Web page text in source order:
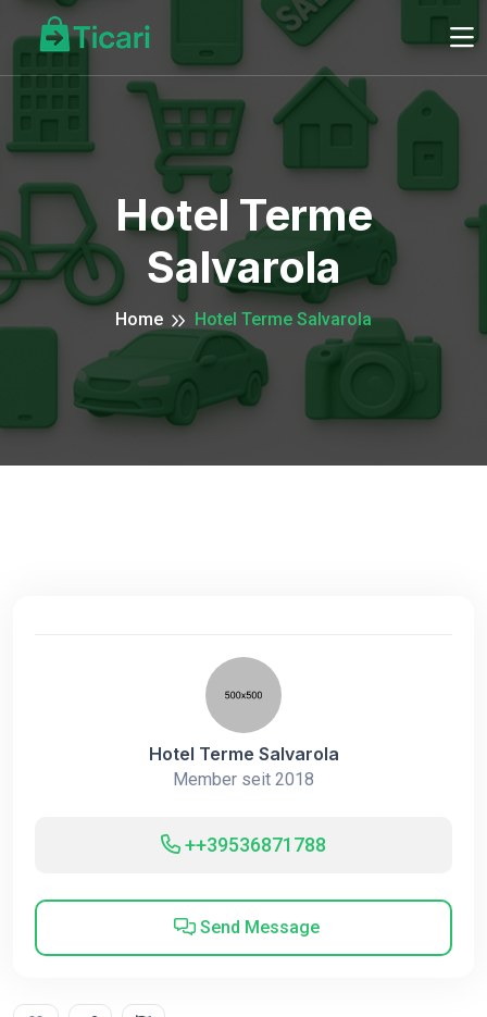
Hotel Terme
Salvarola
Home Hotel Terme Salvarola
Hotel Terme Salvarola
Member seit 2018
++39536871788
Send Message